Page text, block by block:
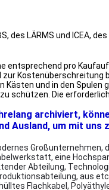
des LÄRMS und ICEA,
entsprechend pro
Kostenüberschreitung
Kästen und in den
schützen. Die
archiviert,
Ausland, um mit uns
eine
Abteilung,
aus
Flachkabel,